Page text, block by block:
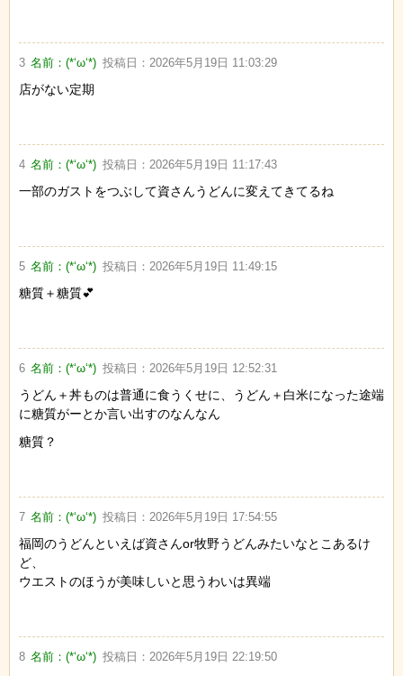
3 名前：(*‘ω‘*) 投稿日： 2026年5月19日 11:03:29
店がない定期
4 名前：(*‘ω‘*) 投稿日： 2026年5月19日 11:17:43
一部のガストをつぶして資さんうどんに変えてきてるね
5 名前：(*‘ω‘*) 投稿日： 2026年5月19日 11:49:15
糖質＋糖質💕
6 名前：(*‘ω‘*) 投稿日： 2026年5月19日 12:52:31
うどん＋丼ものは普通に食うくせに、うどん＋白米になった途端
に糖質がーとか言い出すのなんなん
糖質？
7 名前：(*‘ω‘*) 投稿日： 2026年5月19日 17:54:55
福岡のうどんといえば資さんor牧野うどんみたいなとこあるけ
ど、
ウエストのほうが美味しいと思うわいは異端
8 名前：(*‘ω‘*) 投稿日： 2026年5月19日 22:19:50